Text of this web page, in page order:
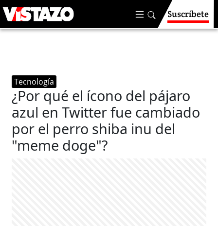
Suscríbete
Tecnología
¿Por qué el ícono del pájaro
azul en Twitter fue cambiado
por el perro shiba inu del
"meme doge"?